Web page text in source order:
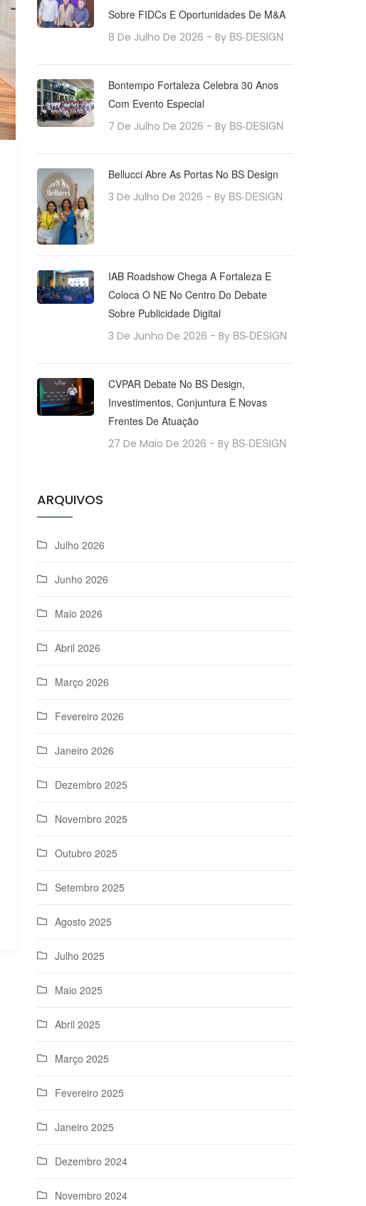
Sobre FIDCs E Oportunidades De M&A
8 De Julho De 2026 - By BS-DESIGN
Bontempo Fortaleza Celebra 30 Anos
Com Evento Especial
7 De Julho De 2026 - By BS-DESIGN
Bellucci Abre As Portas No BS Design
3 De Julho De 2026 - By BS-DESIGN
IAB Roadshow Chega A Fortaleza E
Coloca O NE No Centro Do Debate
Sobre Publicidade Digital
3 De Junho De 2026 - By BS-DESIGN
CVPAR Debate No BS Design,
Investimentos, Conjuntura E Novas
Frentes De Atuação
27 De Maio De 2026 - By BS-DESIGN
ARQUIVOS
Julho 2026
Junho 2026
Maio 2026
Abril 2026
Março 2026
Fevereiro 2026
Janeiro 2026
Dezembro 2025
Novembro 2025
Outubro 2025
Setembro 2025
Agosto 2025
Julho 2025
Maio 2025
Abril 2025
Março 2025
Fevereiro 2025
Janeiro 2025
Dezembro 2024
Novembro 2024